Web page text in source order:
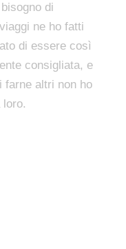
di
ne ho fatti
di essere così
consigliata, e
farne altri non ho